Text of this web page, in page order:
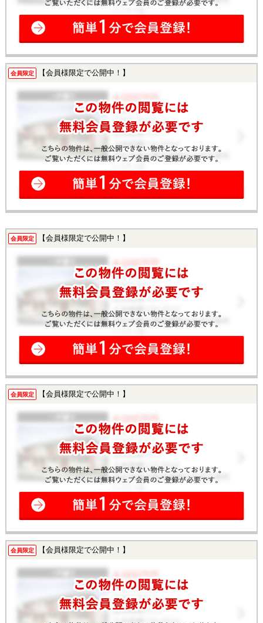
会員限定 【会員様限定で公開中！】
会員限定 【会員様限定で公開中！】
会員限定 【会員様限定で公開中！】
会員限定 【会員様限定で公開中！】